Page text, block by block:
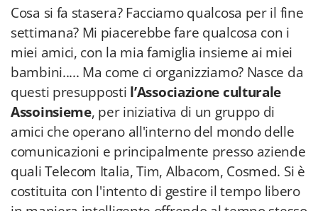
Cosa si fa stasera? Facciamo qualcosa per il fine
settimana? Mi piacerebbe fare qualcosa con i
miei amici, con la mia famiglia insieme ai miei
bambini..... Ma come ci organizziamo? Nasce da
questi presupposti l’Associazione culturale
Assoinsieme, per iniziativa di un gruppo di
amici che operano all'interno del mondo delle
comunicazioni e principalmente presso aziende
quali Telecom Italia, Tim, Albacom, Cosmed. Si è
costituita con l'intento di gestire il tempo libero